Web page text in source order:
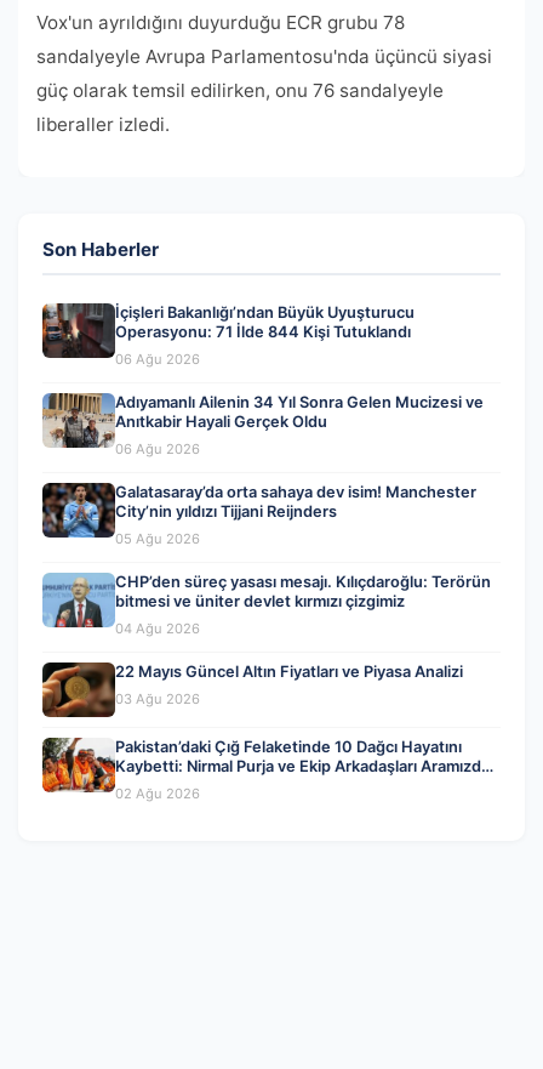
Vox'un ayrıldığını duyurduğu ECR grubu 78
sandalyeyle Avrupa Parlamentosu'nda üçüncü siyasi
güç olarak temsil edilirken, onu 76 sandalyeyle
liberaller izledi.
Son Haberler
İçişleri Bakanlığı’ndan Büyük Uyuşturucu
Operasyonu: 71 İlde 844 Kişi Tutuklandı
06 Ağu 2026
Adıyamanlı Ailenin 34 Yıl Sonra Gelen Mucizesi ve
Anıtkabir Hayali Gerçek Oldu
06 Ağu 2026
Galatasaray’da orta sahaya dev isim! Manchester
City’nin yıldızı Tijjani Reijnders
05 Ağu 2026
CHP’den süreç yasası mesajı. Kılıçdaroğlu: Terörün
bitmesi ve üniter devlet kırmızı çizgimiz
04 Ağu 2026
22 Mayıs Güncel Altın Fiyatları ve Piyasa Analizi
03 Ağu 2026
Pakistan’daki Çığ Felaketinde 10 Dağcı Hayatını
Kaybetti: Nirmal Purja ve Ekip Arkadaşları Aramızdan
Ayrıldı
02 Ağu 2026